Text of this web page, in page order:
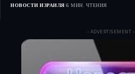
НОВОСТИ ИЗРАИЛЯ 6 МИН. ЧТЕНИЯ
- ADVERTISEMENT -